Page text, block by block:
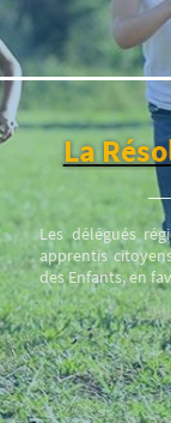
La
Les délégués
apprentis
des Enfants, en